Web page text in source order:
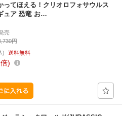
てほえる！クリオロフォサウルス
ュア 恐竜 お…
売
円
) 送料無料